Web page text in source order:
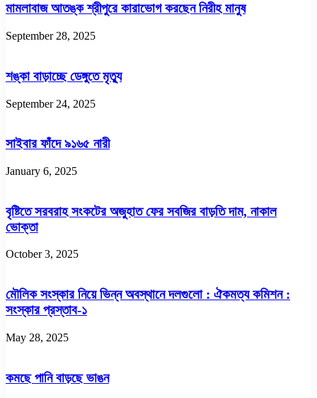
মামলাবাজ আতঙ্ক শ্রীপুরে কারাভোগ করছেন নিরীহ মানুষ
September 28, 2025
শঙ্কা বাড়াচ্ছে ডেঙ্গুতে মৃত্যু
September 24, 2025
সাইবার ফাঁদে ৯১৬৫ নারী
January 6, 2025
বৃষ্টিতে সরবরাহ সংকটের অজুহাত ফের সবজির বাড়তি দাম, নাকাল
ভোক্তা
October 3, 2025
মৌলিক সংস্কার নিয়ে ভিন্ন অবস্থানে দলগুলো : ঐকমত্য কমিশন :
সংস্কার প্রস্তাব-১
May 28, 2025
কমছে পানি বাড়ছে ভাঙন